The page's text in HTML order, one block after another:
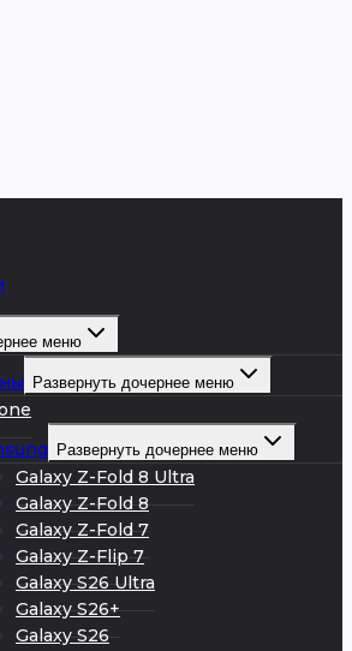
меню
Развернуть дочернее меню
Развернуть дочернее меню
Galaxy Z-Fold 8 Ultra
Galaxy Z-Fold 8
Galaxy Z-Fold 7
Galaxy Z-Flip 7
Galaxy S26 Ultra
Galaxy S26+
Galaxy S26